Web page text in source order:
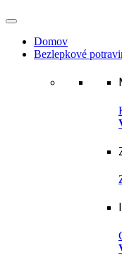
Domov
Bezlepkové